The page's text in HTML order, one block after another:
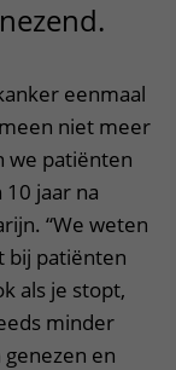
eenmaal
niet meer
we patiënten
jaar na
“We weten
bij patiënten
als je stopt,
minder
en